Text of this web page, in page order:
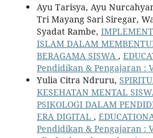
Ayu Tarisya, Ayu
Tri Mayang Sari Siregar,
Syadat Rambe,
ISLAM DALAM
BERAGAMA SISWA ,
Pendidikan & Pengajaran :
Yulia Citra Ndruru,
KESEHATAN MENTAL
PSIKOLOGI DALAM
ERA DIGITAL ,
Pendidikan & Pengajaran :